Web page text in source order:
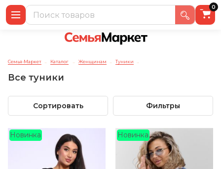
0
Семья-Маркет → Каталог → Женщинам → Туники →
Все туники
Сортировать Фильтры
Новинка Новинка